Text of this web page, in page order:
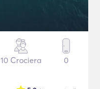
10 Crociera 0